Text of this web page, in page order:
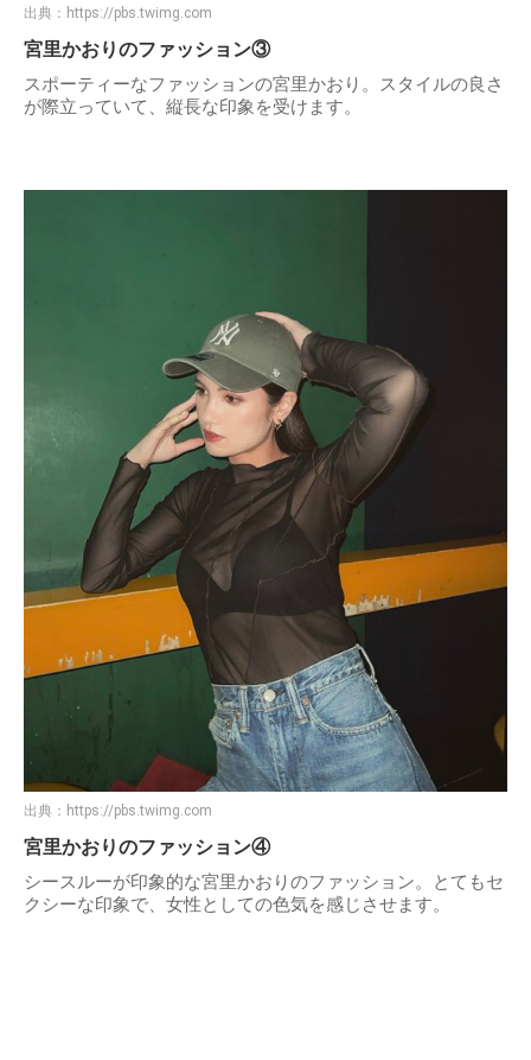
出典： https://pbs.twimg.com
宮里かおりのファッション③
スポーティーなファッションの宮里かおり。スタイルの良さ
が際立っていて、縦長な印象を受けます。
出典： https://pbs.twimg.com
宮里かおりのファッション④
シースルーが印象的な宮里かおりのファッション。とてもセ
クシーな印象で、女性としての色気を感じさせます。